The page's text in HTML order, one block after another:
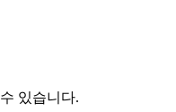
있습니다.